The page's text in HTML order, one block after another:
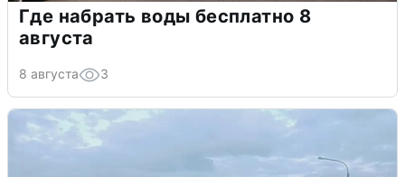
Где набрать воды бесплатно 8
августа
8 августа 3